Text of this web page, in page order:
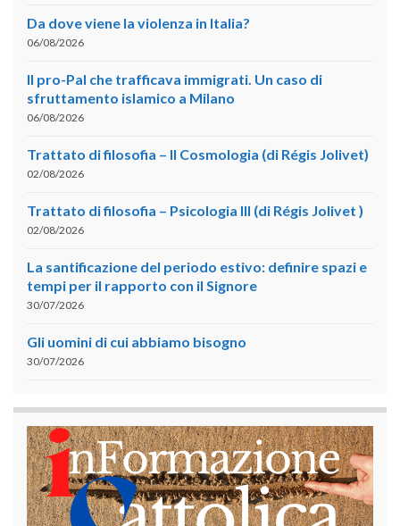
Da dove viene la violenza in Italia?
06/08/2026
Il pro-Pal che trafficava immigrati. Un caso di
sfruttamento islamico a Milano
06/08/2026
Trattato di filosofia – II Cosmologia (di Régis Jolivet)
02/08/2026
Trattato di filosofia – Psicologia III (di Régis Jolivet )
02/08/2026
La santificazione del periodo estivo: definire spazi e
tempi per il rapporto con il Signore
30/07/2026
Gli uomini di cui abbiamo bisogno
30/07/2026